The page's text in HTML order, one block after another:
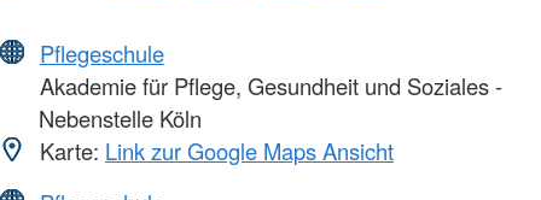
Pflegeschule
Akademie für Pflege, Gesundheit und Soziales -
Nebenstelle Köln
Karte: Link zur Google Maps Ansicht